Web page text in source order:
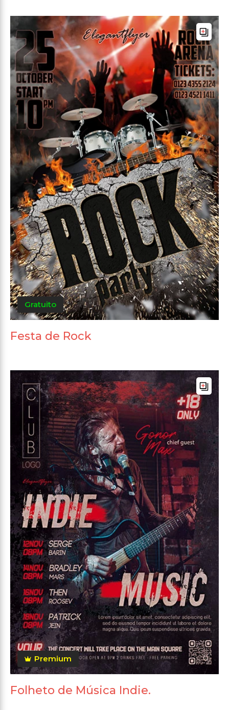
Gratuito
Festa de Rock
Premium
Folheto de Música Indie.